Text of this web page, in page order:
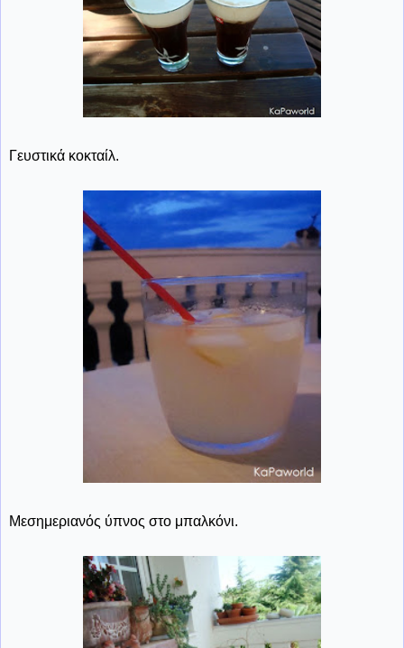
Γευστικά κοκταίλ.
Μεσημεριανός ύπνος στο μπαλκόνι.